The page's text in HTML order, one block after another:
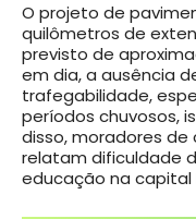
O projeto de
quilômetros de
previsto de
em dia, a ausência
trafegabilidade,
períodos chuvosos,
disso, moradores de
relatam dificuldade
educação na capital